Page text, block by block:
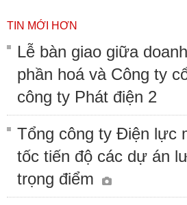
TIN MỚI HƠN
Lễ bàn giao giữa
phần hoá và Công ty
công ty Phát điện 2
Tổng công ty Điện lực
tốc tiến độ các dự án
trọng điểm